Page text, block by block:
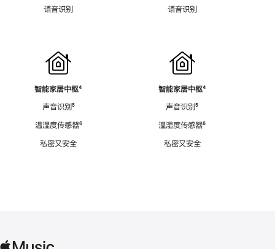
语音识别
智能家居中枢脚
⁴
声音识别脚
⁵
温湿度传感器脚
⁶
私密又安全
语音识别
智能家居中枢脚
⁴
声音识别脚
⁵
温湿度传感器脚
⁶
私密又安全